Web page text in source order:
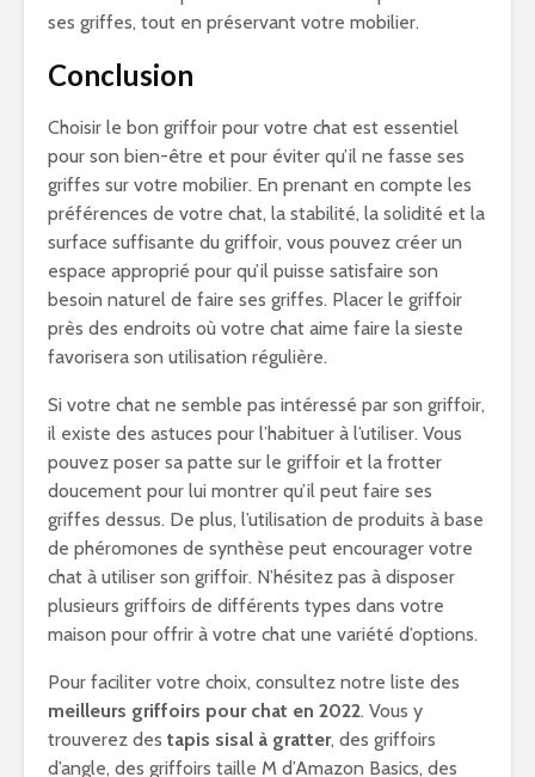
ses griffes, tout en préservant votre mobilier.
Conclusion
Choisir le bon griffoir pour votre chat est essentiel
pour son bien-être et pour éviter qu’il ne fasse ses
griffes sur votre mobilier. En prenant en compte les
préférences de votre chat, la stabilité, la solidité et la
surface suffisante du griffoir, vous pouvez créer un
espace approprié pour qu’il puisse satisfaire son
besoin naturel de faire ses griffes. Placer le griffoir
près des endroits où votre chat aime faire la sieste
favorisera son utilisation régulière.
Si votre chat ne semble pas intéressé par son griffoir,
il existe des astuces pour l’habituer à l’utiliser. Vous
pouvez poser sa patte sur le griffoir et la frotter
doucement pour lui montrer qu’il peut faire ses
griffes dessus. De plus, l’utilisation de produits à base
de phéromones de synthèse peut encourager votre
chat à utiliser son griffoir. N’hésitez pas à disposer
plusieurs griffoirs de différents types dans votre
maison pour offrir à votre chat une variété d’options.
Pour faciliter votre choix, consultez notre liste des
meilleurs griffoirs pour chat en 2022. Vous y
trouverez des tapis sisal à gratter, des griffoirs
d’angle, des griffoirs taille M d’Amazon Basics, des